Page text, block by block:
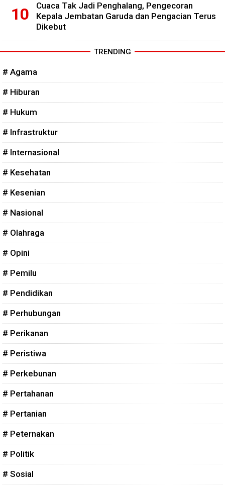
Cuaca Tak Jadi Penghalang, Pengecoran
Kepala Jembatan Garuda dan Pengacian Terus
Dikebut
TRENDING
# Agama
# Hiburan
# Hukum
# Infrastruktur
# Internasional
# Kesehatan
# Kesenian
# Nasional
# Olahraga
# Opini
# Pemilu
# Pendidikan
# Perhubungan
# Perikanan
# Peristiwa
# Perkebunan
# Pertahanan
# Pertanian
# Peternakan
# Politik
# Sosial